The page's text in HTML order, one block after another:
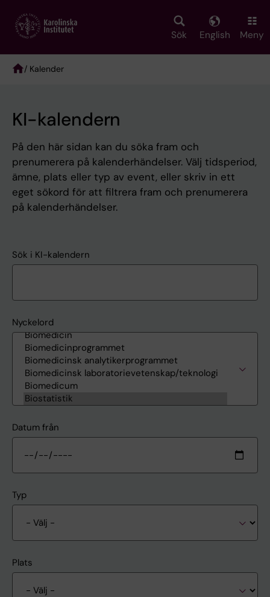
main
Sök English Meny
/ Kalender
KI-kalendern
På den här sidan kan du söka fram och
prenumerera på kalenderhändelser. Välj tidsperiod,
ämne, plats eller typ av event, eller skriv in ett
eget sökord för att filtrera fram och prenumerera
på kalenderhändelser.
Sök i KI-kalendern
Nyckelord
Datum från
Typ
Plats